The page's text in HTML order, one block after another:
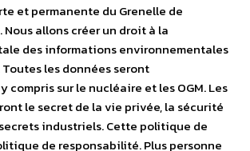
et permanente du Grenelle de
Nous allons créer un droit à la
des informations environnementales
Toutes les données seront
compris sur le nucléaire et les OGM. Les
le secret de la vie privée, la sécurité
industriels. Cette politique de
de responsabilité. Plus personne